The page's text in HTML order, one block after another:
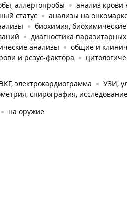
аллергопробы
анализ крови
статус
анализы на
биохимия,
диагностика
анализы
общие и
и резус-фактора
ЭКГ, электрокардиограмма
УЗИ,
спирография,
на оружие